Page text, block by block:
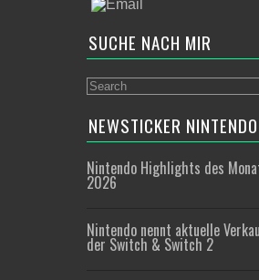
SUCHE NACH MIR
NEWSTICKER NINTENDO
Nintendo Highlights des
2026
Nintendo nennt aktuelle
der Switch & Switch 2